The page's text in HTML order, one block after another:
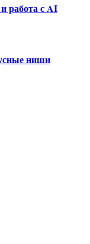
работа с AI
ниши